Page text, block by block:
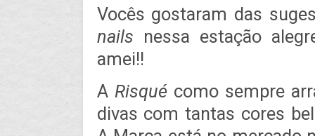
Vocês gostaram das
nails nessa estação
amei!!
A Risqué como sempre
divas com tantas cores